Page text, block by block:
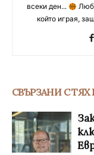
всеки ден...
който играя,
СВЪРЗАНИ С ТЯХ